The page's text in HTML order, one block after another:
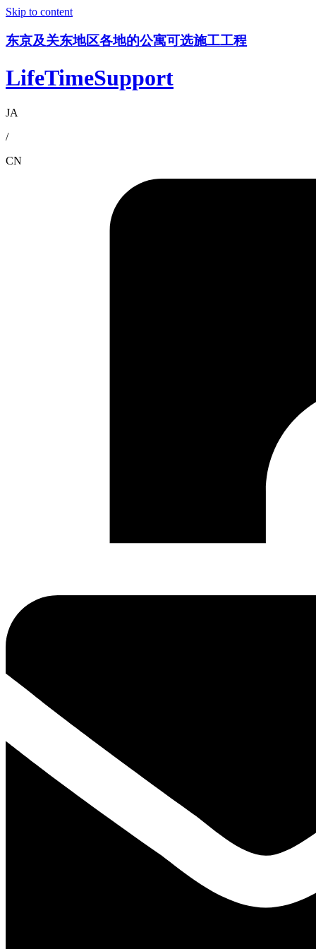
Skip to content
东京及关东地区各地的公寓可选施工工程
LifeTimeSupport
JA
/
CN